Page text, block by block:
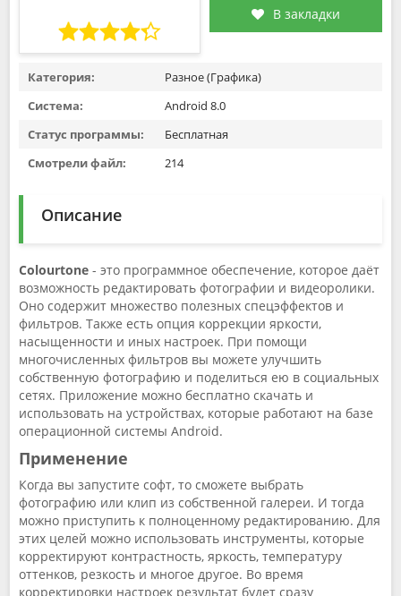
В закладки
Категория:
Разное (Графика)
Система:
Android 8.0
Статус программы:
Бесплатная
Смотрели файл:
214
Описание
Colourtone - это программное обеспечение, которое даёт
возможность редактировать фотографии и видеоролики.
Оно содержит множество полезных спецэффектов и
фильтров. Также есть опция коррекции яркости,
насыщенности и иных настроек. При помощи
многочисленных фильтров вы можете улучшить
собственную фотографию и поделиться ею в социальных
сетях. Приложение можно бесплатно скачать и
использовать на устройствах, которые работают на базе
операционной системы Аndroid.
Применение
Когда вы запустите софт, то сможете выбрать
фотографию или клип из собственной галереи. И тогда
можно приступить к полноценному редактированию. Для
этих целей можно использовать инструменты, которые
корректируют контрастность, яркость, температуру
оттенков, резкость и многое другое. Во время
корректировки настроек результат будет сразу